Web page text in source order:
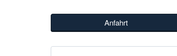
Anfahrt